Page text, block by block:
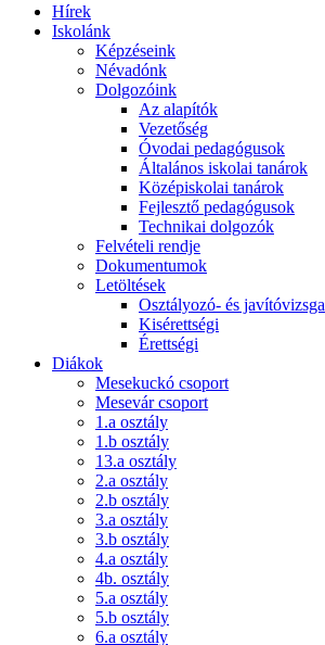
Hírek
Iskolánk
Képzéseink
Névadónk
Dolgozóink
Az alapítók
Vezetőség
Óvodai pedagógusok
Általános iskolai tanárok
Középiskolai tanárok
Fejlesztő pedagógusok
Technikai dolgozók
Felvételi rendje
Dokumentumok
Letöltések
Osztályozó- és javítóvizsga
Kisérettségi
Érettségi
Diákok
Mesekuckó csoport
Mesevár csoport
1.a osztály
1.b osztály
13.a osztály
2.a osztály
2.b osztály
3.a osztály
3.b osztály
4.a osztály
4b. osztály
5.a osztály
5.b osztály
6.a osztály